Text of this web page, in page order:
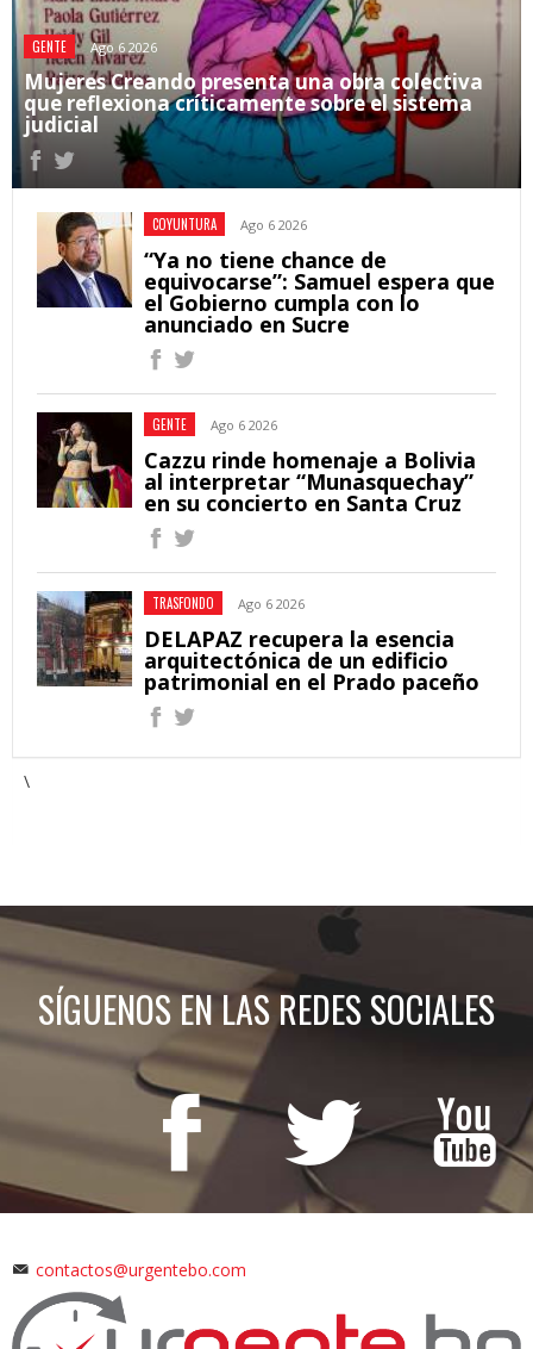
GENTE Ago 6 2026
Mujeres Creando presenta una obra colectiva
que reflexiona críticamente sobre el sistema
judicial
COYUNTURA Ago 6 2026
“Ya no tiene chance de
equivocarse”: Samuel espera que
el Gobierno cumpla con lo
anunciado en Sucre
GENTE Ago 6 2026
Cazzu rinde homenaje a Bolivia
al interpretar “Munasquechay”
en su concierto en Santa Cruz
TRASFONDO Ago 6 2026
DELAPAZ recupera la esencia
arquitectónica de un edificio
patrimonial en el Prado paceño
\
SÍGUENOS EN LAS REDES SOCIALES
contactos@urgentebo.com